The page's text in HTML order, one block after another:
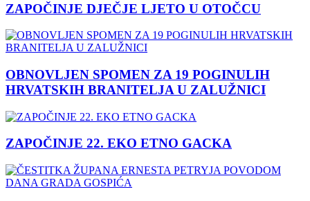
ZAPOČINJE DJEČJE LJETO U OTOČCU
OBNOVLJEN SPOMEN ZA 19 POGINULIH
HRVATSKIH BRANITELJA U ZALUŽNICI
ZAPOČINJE 22. EKO ETNO GACKA